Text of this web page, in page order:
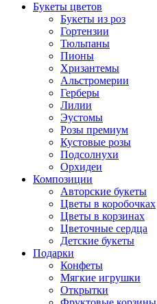
Букеты цветов
Букеты из роз
Гортензии
Тюльпаны
Пионы
Хризантемы
Альстромерии
Герберы
Лилии
Эустомы
Розы премиум
Кустовые розы
Подсолнухи
Орхидеи
Композиции
Авторские букеты
Цветы в коробочках
Цветы в корзинах
Цветочные сердца
Детские букеты
Подарки
Конфеты
Мягкие игрушки
Открытки